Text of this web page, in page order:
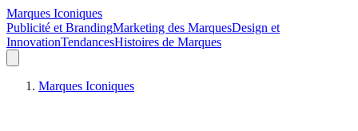
Marques Iconiques
Publicité et BrandingMarketing des MarquesDesign et
InnovationTendancesHistoires de Marques
Marques Iconiques